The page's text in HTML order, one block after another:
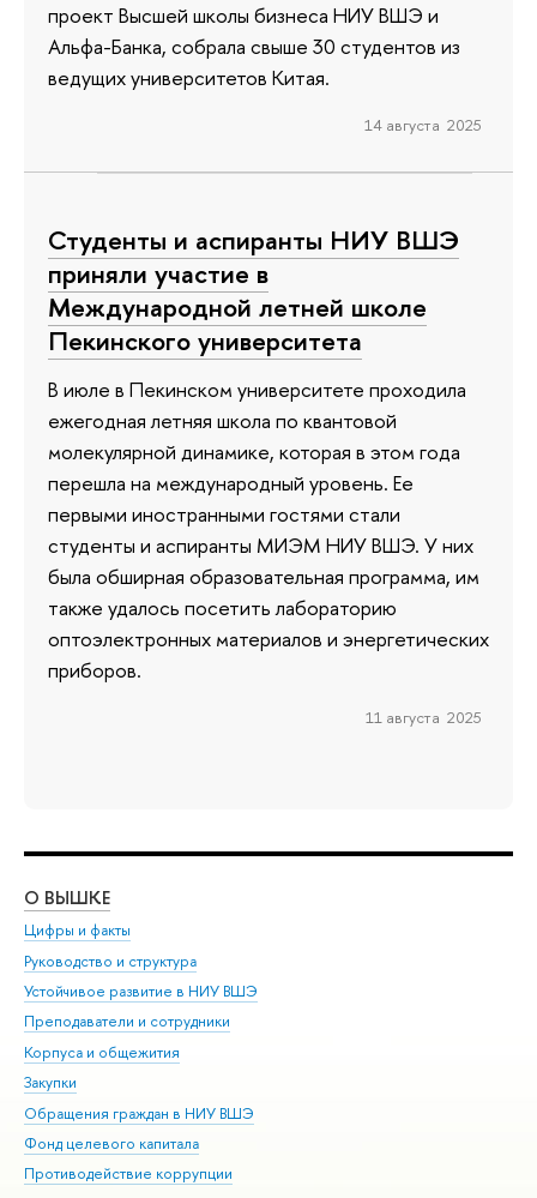
проект Высшей школы бизнеса НИУ ВШЭ и
Альфа-Банка, собрала свыше 30 студентов из
ведущих университетов Китая.
14 августа 2025
Студенты и аспиранты НИУ ВШЭ
приняли участие в
Международной летней школе
Пекинского университета
В июле в Пекинском университете проходила
ежегодная летняя школа по квантовой
молекулярной динамике, которая в этом года
перешла на международный уровень. Ее
первыми иностранными гостями стали
студенты и аспиранты МИЭМ НИУ ВШЭ. У них
была обширная образовательная программа, им
также удалось посетить лабораторию
оптоэлектронных материалов и энергетических
приборов.
11 августа 2025
О ВЫШКЕ
Цифры и факты
Руководство и структура
Устойчивое развитие в НИУ ВШЭ
Преподаватели и сотрудники
Корпуса и общежития
Закупки
Обращения граждан в НИУ ВШЭ
Фонд целевого капитала
Противодействие коррупции